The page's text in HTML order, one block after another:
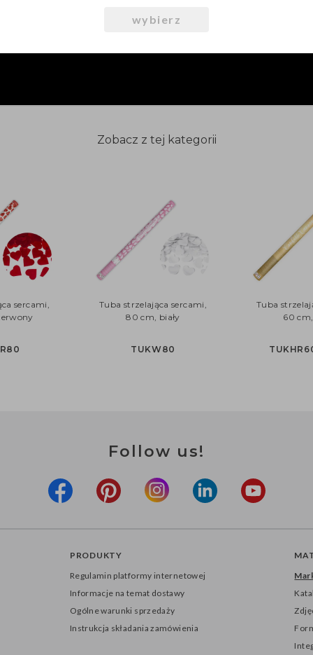
Zobacz z tej kategorii
sercami,
Tuba strzelająca sercami,
80 cm, biały
TUKW80
Tuba
60
Follow us!
PRODUKTY
Regulamin platformy internetowej
Informacje na temat dostawy
Ogólne warunki sprzedaży
Instrukcja składania zamówienia
wybierz